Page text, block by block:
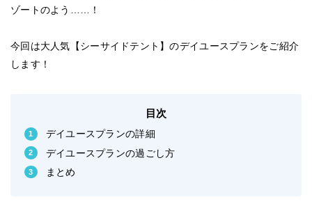
ゾートのよう……！
今回は大人気【シーサイドテント】のデイユースプランをご紹介
します！
目次
デイユースプランの詳細
デイユースプランの過ごし方
まとめ